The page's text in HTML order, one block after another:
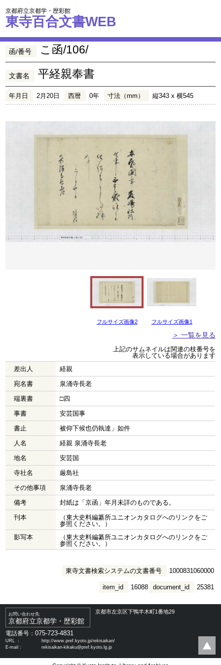
京都府立京都学・歴彩館
東寺百合文書WEB
函/番号 こ函/106/
文書名 平経親奉書
年月日 2月20日 西暦 0年 寸法（mm） 縦343 x 横545
フルサイズ画像2 フルサイズ画像1
＞ 一覧を見る
上記のサムネイルは関連の枝番号を
表示している場合があります
差出人
経親
宛名書
泉涌寺長老
端裏書
□四
事書
安芸国事
書止
被仰下候也仍執達」如件
人名
経親 泉涌寺長老
地名
安芸国
寺社名
厳島社
その他事項
泉涌寺長老
備考
封紙は「京函」年月未詳のものである。
刊本
（東大史料編纂所ユニオンカタログへのリンクをご
参照ください。）
影写本
（東大史料編纂所ユニオンカタログへのリンクをご
参照ください。）
東寺文書検索システムの文書番号 1000831060000
document_id 25381
item_id 16088
お問い合わせ先
京都府立京都学・歴彩館
京都市左京区下鴨半木町1番地29
電話番号：075-723-4831
URL ：
http://www.pref.kyoto.jp/rekisaikan/
E-mail：
rekisaikan-kikaku@pref.kyoto.lg.jp